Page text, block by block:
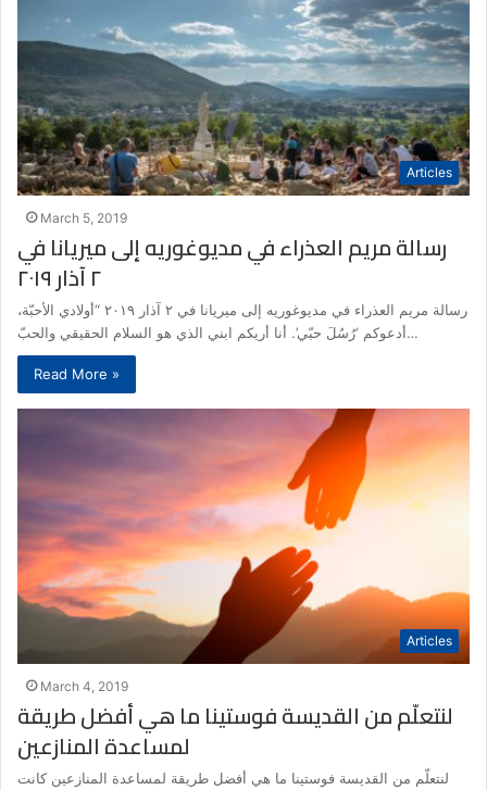
Articles
March 5, 2019
رسالة مريم العذراء في مديوغوريه إلى ميريانا في
٢ آذار ٢٠١٩
رسالة مريم العذراء في مديوغوريه إلى ميريانا في ٢ آذار ٢٠١٩ “أولادي الأحبّة،
أدعوكم ‘رُسُلَ حبّي’. أنا أريكم ابني الذي هو السلام الحقيقي والحبّ…
Read More »
Articles
March 4, 2019
لنتعلّم من القديسة فوستينا ما هي أفضل طريقة
لمساعدة المنازعين
لنتعلّم من القديسة فوستينا ما هي أفضل طريقة لمساعدة المنازعين كانت